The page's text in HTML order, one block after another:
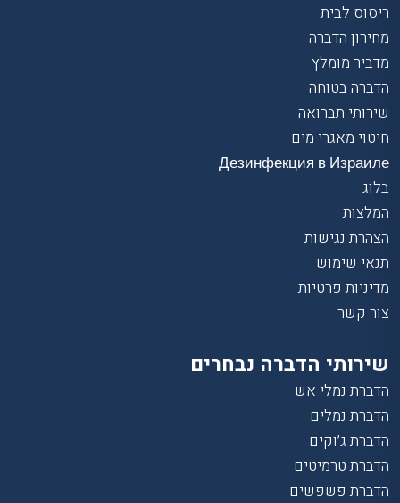
ריסוס לבית
מחירון הדברה
מדביר מומלץ
הדברה בטוחה
שירותי תברואה
חיטוי מאגרי מים
Дезинфекция в Израиле
בלוג
המלצות
הצהרת נגישות
תנאי שימוש
מדיניות פרטיות
צור קשר
שירותי הדברה נבחרים
הדברת נמלי אש
הדברת נמלים
הדברת ג’וקים
הדברת טרמיטים
הדברת פשפשים